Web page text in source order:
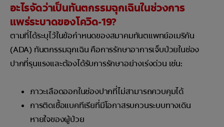
อะไรจัดว่าเป็นทันตกรรมฉุกเฉินในช่วงการ
แพร่ระบาดของโควิด-19?
ตามที่ได้ระบุไว้ในข้อกำหนดของสมาคมทันตแพทย์อเมริกัน
(ADA) ทันตกรรมฉุกเฉิน คือการรักษาอาการเจ็บป่วยในช่อง
ปากที่รุนแรงและต้องได้รับการรักษาอย่างเร่งด่วน เช่น:
ภาวะเลือดออกในช่องปากที่ไม่สามารถควบคุมได้
การติดเชื้อแบคทีเรียที่มีโอกาสรบกวนระบบทางเดิน
หายใจของผู้ป่วย